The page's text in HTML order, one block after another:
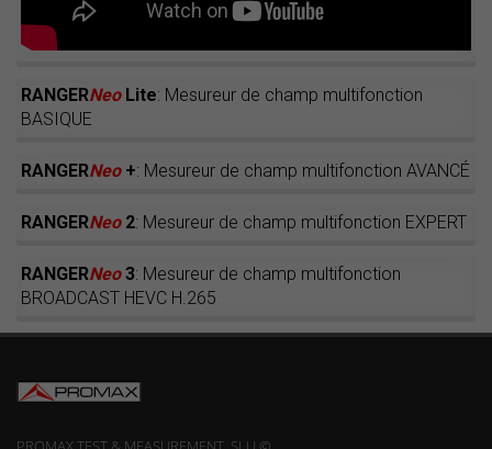
RANGERNeoLite: Mesureur de champ multifonction
BASIQUE
RANGERNeo+: Mesureur de champ multifonction AVANCÉ
RANGERNeo2: Mesureur de champ multifonction EXPERT
RANGERNeo3: Mesureur de champ multifonction
BROADCAST HEVC H.265